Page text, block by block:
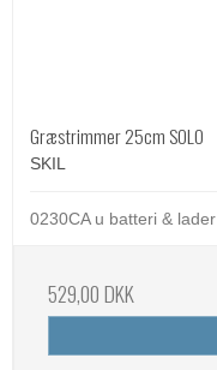
Græstrimmer 25cm SOLO
SKIL
0230CA u batteri & lader
529,00 DKK